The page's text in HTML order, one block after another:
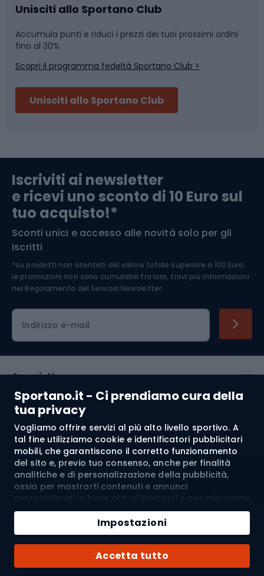
Sportano.it - Ci prendiamo cura della
tua privacy
Vogliamo offrire servizi al più alto livello sportivo. A
tal fine utilizziamo cookie e identificatori pubblicitari
mobili, che garantiscono il corretto funzionamento
del sito e, previo tuo consenso, anche per finalità
analitiche e di personalizzazione della pubblicità,
ossia per mostrarti contenuti e annunci
personalizzati in base ai tuoi interessi e per misurarne
l’efficacia. I cookie e gli identificatori pubblicitari
mobili possono essere utilizzati sia per attività
pubblicitarie personalizzate sia non personalizzate, a
seconda dei consensi da te espressi. Se clicchi su
“Accetta tutto”, acconsenti al trattamento dei tuoi
dati personali da parte di SPORTANO.COM Sp. z o.o. e
Accetta tutto
Impostazioni
Caschi da ciclismo
Skitouring
Abbigliamento da escursionismo
Nuoto
Pattinaggio
Componenti per biciclette
Arrampicata
Medicina dello sport
Abbigliamento ciclistico
Unisciti allo Sportano Club
Accumula punti e riduci i prezzi dei tuoi prossimi ordini
fino al 30%
Scopri il programma fedeltà Sportano Club >
Unisciti allo Sportano Club
Iscriviti ai newsletter
e ricevi uno sconto di 10 Euro sul
tuo acquisto!*
Sconti unici e accesso alle novità solo per gli
iscritti
*su prodotti non scontati del valore totale superiore a 100 Euro,
le promozioni non sono cumulabili tra loro, trovi più informazioni
nel Regolamento del Servizio Newsletter.
Indirizzo e-mail
Acquisti
Servizio clienti
Regolamento
Chi siamo
© 2026 Sportano